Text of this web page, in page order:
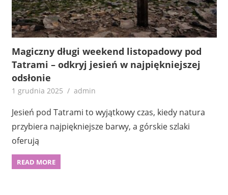
Magiczny długi weekend listopadowy pod
Tatrami – odkryj jesień w najpiękniejszej
odsłonie
1 grudnia 2025 admin
Jesień pod Tatrami to wyjątkowy czas, kiedy natura
przybiera najpiękniejsze barwy, a górskie szlaki
oferują
READ MORE